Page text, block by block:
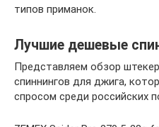
типов приманок.
Лучшие дешевые
Представляем обзор
спиннингов для джига,
спросом среди российских